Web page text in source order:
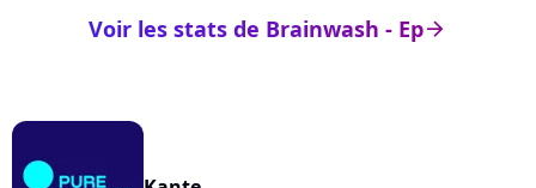
arrow_right
Voir les stats de Brainwash - Ep